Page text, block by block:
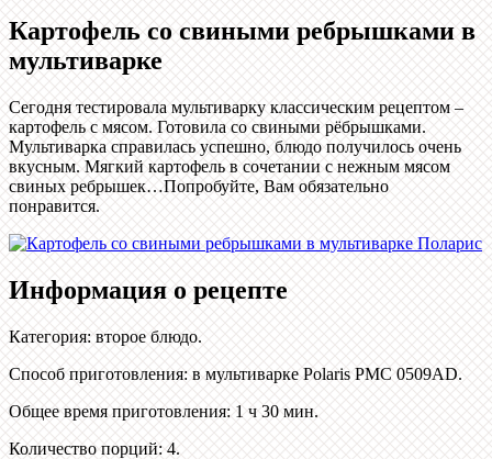
Картофель со свиными ребрышками в
мультиварке
Сегодня тестировала мультиварку классическим рецептом –
картофель с мясом. Готовила со свиными рёбрышками.
Мультиварка справилась успешно, блюдо получилось очень
вкусным. Мягкий картофель в сочетании с нежным мясом
свиных ребрышек…Попробуйте, Вам обязательно
понравится.
Информация о рецепте
Категория:второе блюдо.
Способ приготовления: в мультиварке Polaris РМС 0509AD.
Общее время приготовления: 1 ч 30 мин.
Количество порций: 4.